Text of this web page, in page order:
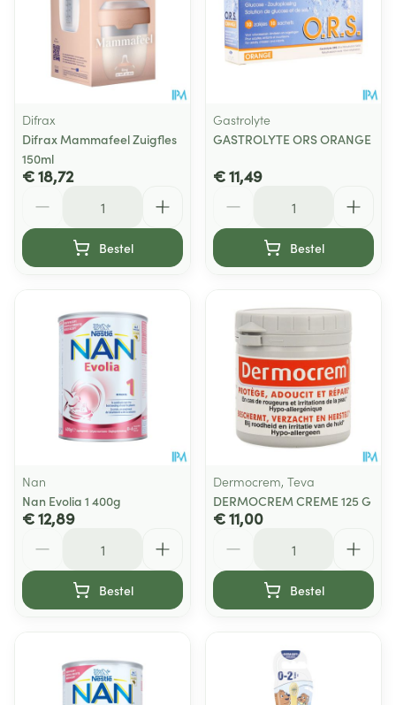
Difrax
Difrax Mammafeel Zuigfles
150ml
€ 18,72
Bestel
Gastrolyte
GASTROLYTE ORS ORANGE
€ 11,49
Bestel
Nan
Nan Evolia 1 400g
€ 12,89
Bestel
Dermocrem, Teva
DERMOCREM CREME 125 G
€ 11,00
Bestel